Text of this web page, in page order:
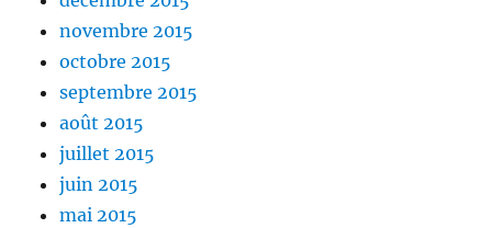
novembre 2015
octobre 2015
septembre 2015
août 2015
juillet 2015
juin 2015
mai 2015